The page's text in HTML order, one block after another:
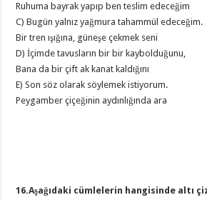
Ruhuma bayrak yapıp ben teslim edeceğim
C) Bugün yalnız yağmura tahammül edeceğim.
Bir tren ışığına, güneşe çekmek seni
D) İçimde tavusların bir bir kaybolduğunu,
Bana da bir çift ak kanat kaldığını
E) Son söz olarak söylemek istiyorum.
Peygamber çiçeğinin aydınlığında ara
16.Aşağıdaki cümlelerin hangisinde altı